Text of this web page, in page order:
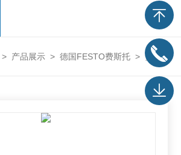
> 产品展示 > 德国FESTO费斯托 > 费斯托FESTO电磁阀